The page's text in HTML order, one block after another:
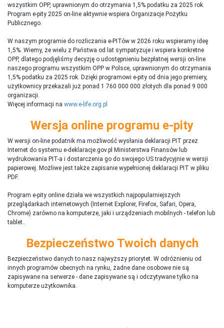
wszystkim OPP, uprawnionym do otrzymania 1,5% podatku za 2025 rok.
Program e-pity 2025 on-line aktywnie wspiera Organizacje Pożytku
Publicznego.
W naszym programie do rozliczania e-PITów w 2026 roku wspieramy ideę
1,5%. Wiemy, że wielu z Państwa od lat sympatyzuje i wspiera konkretne
OPP, dlatego podjęliśmy decyzję o udostępnieniu bezpłatnej wersji on-line
naszego programu wszystkim OPP w Polsce, uprawnionym do otrzymania
1,5% podatku za 2025 rok. Dzięki programowi e-pity od dnia jego premiery,
użytkownicy przekazali już ponad 1 760 000 000 złotych dla ponad 9 000
organizacji.
Więcej informacji na www.e-life.org.pl
Wersja online programu e-pity
W wersji on-line podatnik ma możliwość wysłania deklaracji PIT przez
Internet do systemu e-deklaracje.gov.pl Ministerstwa Finansów lub
wydrukowania PIT-a i dostarczenia go do swojego US tradycyjnie w wersji
papierowej. Możliwe jest także zapisanie wypełnionej deklaracji PIT w pliku
PDF.
Program e-pity online działa we wszystkich najpopularniejszych
przeglądarkach internetowych (Internet Explorer, Firefox, Safari, Opera,
Chrome) zarówno na komputerze, jaki i urządzeniach mobilnych - telefon lub
tablet..
Bezpieczeństwo Twoich danych
Bezpieczeństwo danych to nasz najwyższy priorytet. W odróżnieniu od
innych programów obecnych na rynku, żadne dane osobowe nie są
zapisywane na serwerze - dane zapisywane są i odczytywane tylko na
komputerze użytkownika.